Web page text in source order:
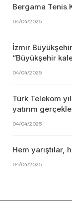
Bergama Tenis
04/04/2025
İzmir
“Büyükşehir
04/04/2025
Türk Telekom
yatırım
04/04/2025
Hem yarıştılar,
04/04/2025